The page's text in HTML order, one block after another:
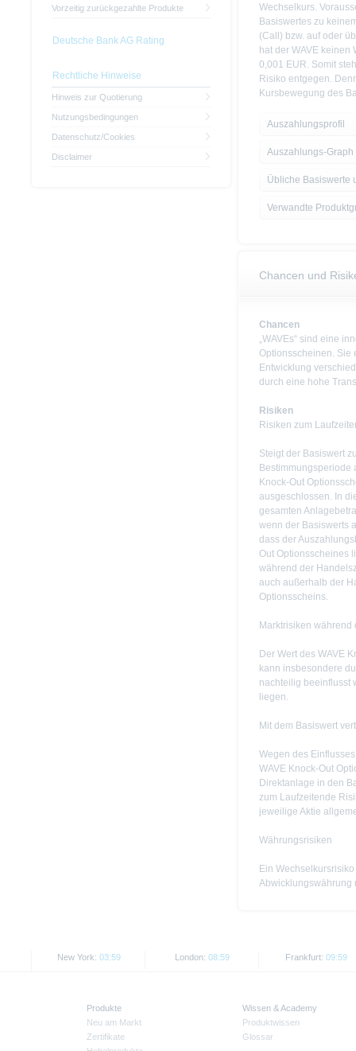
Wechselkurs.
Basiswertes zu
(Call) bzw. auf oder
hat der WAVE
0,001 EUR. Somit
Risiko entgegen.
Kursbewegung des
Auszahlungsprofil
Auszahlungs-Graph
Übliche Basiswerte
Verwandte
Chancen und
Chancen
„WAVEs“ sind eine
Optionsscheinen. Sie
Entwicklung
durch eine hohe
Risiken
Risiken zum
Steigt der Basiswert
Bestimmungsperiode
Knock-Out
ausgeschlossen. In
gesamten
wenn der Basiswerts
dass der
Out Optionsscheines
während der
auch außerhalb der
Optionsscheins.
Marktrisiken während
Der Wert des WAVE
kann insbesondere
nachteilig beeinflusst
liegen.
Mit dem Basiswert
Wegen des
WAVE Knock-Out
Direktanlage in den
zum Laufzeitende
jeweilige Aktie
Währungsrisiken
Ein
Abwicklungswährung
Vorzeitig zurückgezahlte Produkte
Deutsche Bank AG Rating
Rechtliche Hinweise
Hinweis zur Quotierung
Nutzungsbedingungen
Datenschutz/Cookies
Disclaimer
New York: 03:59 London: 08:59 Frankfurt: 09:59
Produkte
Neu am Markt
Zertifikate
Wissen & Academy
Produktwissen
Glossar